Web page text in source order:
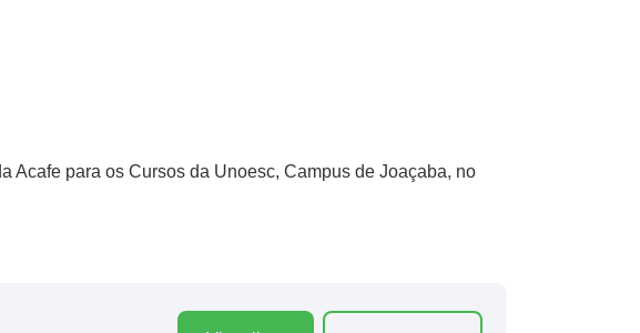
Acafe para os Cursos da Unoesc, Campus de Joaçaba, no